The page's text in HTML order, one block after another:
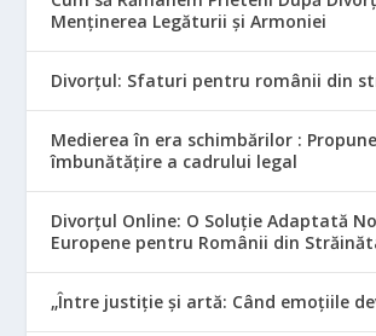
Menținerea Legăturii și Armoniei
Divorțul: Sfaturi pentru românii din
Medierea în era schimbărilor :
îmbunătățire a cadrului legal
Divorțul Online: O Soluție Adaptată
Europene pentru Românii din
„Între justiție și artă: Când emoțiile